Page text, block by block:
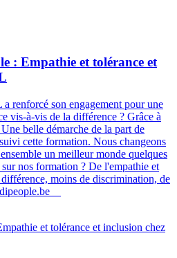
: Empathie et tolérance et
renforcé son engagement pour une
vis-à-vis de la différence ? Grâce à
belle démarche de la part de
cette formation. Nous changeons
un meilleur monde quelques
nos formation ? De l'empathie et
moins de discrimination, de